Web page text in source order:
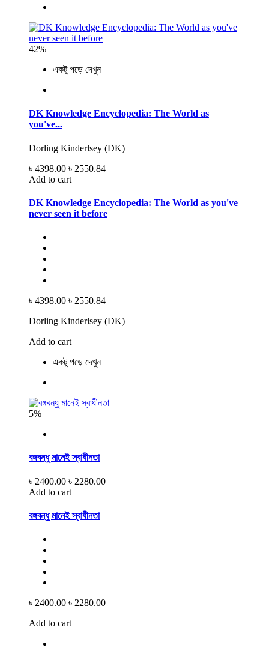
42%
একটু পড়ে দেখুন
DK Knowledge Encyclopedia: The World as
you've...
Dorling Kinderlsey (DK)
৳ 4398.00 ৳ 2550.84
Add to cart
DK Knowledge Encyclopedia: The World as you've
never seen it before
৳ 4398.00 ৳ 2550.84
Dorling Kinderlsey (DK)
Add to cart
একটু পড়ে দেখুন
5%
বঙ্গবন্ধু মানেই স্বাধীনতা
৳ 2400.00 ৳ 2280.00
Add to cart
বঙ্গবন্ধু মানেই স্বাধীনতা
৳ 2400.00 ৳ 2280.00
Add to cart